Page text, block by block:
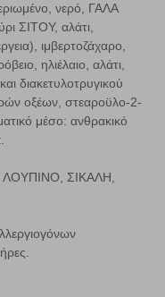
νερό, ΓΑΛΑ
ΣΙΤΟΥ, αλάτι,
ιμβερτοζάχαρο,
ηλιέλαιο, αλάτι,
διακετυλοτρυγικού
οξέων, στεαροϋλο-2-
μέσο: ανθρακικό
ΛΟΥΠΙΝΟ, ΣΙΚΑΛΗ,